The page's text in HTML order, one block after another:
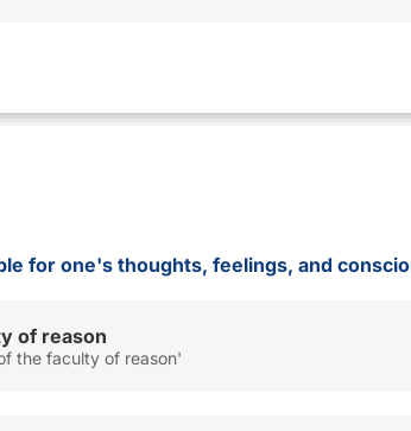
for one's thoughts, feelings, and
of reason
the faculty of reason'